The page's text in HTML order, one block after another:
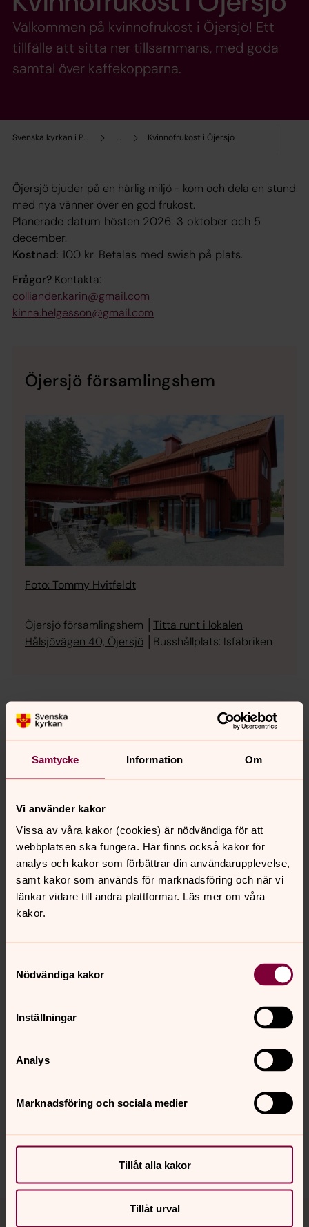
Samtycke Information Om
Vi använder kakor
Vissa av våra kakor (cookies) är nödvändiga för att
webbplatsen ska fungera. Här finns också kakor för
analys och kakor som förbättrar din användarupplevelse,
samt kakor som används för marknadsföring och när vi
länkar vidare till andra plattformar. Läs mer om våra
kakor.
Nödvändiga kakor
Inställningar
Analys
Marknadsföring och sociala medier
Tillåt alla kakor
Tillåt urval
Svenska kyrkan i Partille ... Kvinnofrukost i Öjersjö
Välkommen på kvinnofrukost i Öjersjö! Ett
tillfälle att sitta ner tillsammans, med goda
samtal över kaffekopparna.
Öjersjö bjuder på en härlig miljö - kom och dela en stund
med nya vänner över en god frukost.
Planerade datum hösten 2026: 3 oktober och 5
december.
Kostnad: 100 kr. Betalas med swish på plats.
Frågor? Kontakta:
colliander.karin@gmail.com
kinna.helgesson@gmail.com
Öjersjö församlingshem
Foto: Tommy Hvitfeldt
Öjersjö församlingshem │ Titta runt i lokalen
Hålsjövägen 40, Öjersjö │Busshållplats: Isfabriken
Öjersjökyrkan
Foto: Tommy Hvitfeldt
│Busshållplats • Isfabriken
Senast ändrad 27 april 2026
partille@svenskakyrkan.se
Dela